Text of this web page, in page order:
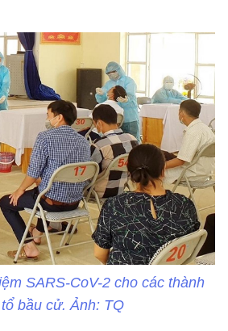
SARS-CoV-2 cho các thành
bầu cử. Ảnh: TQ